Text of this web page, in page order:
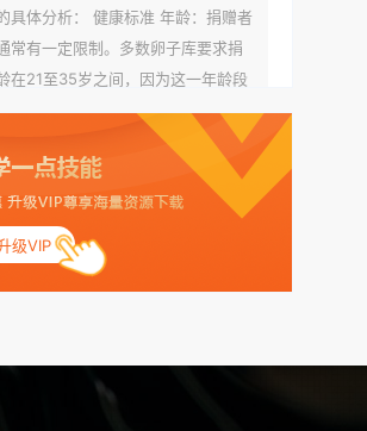
具体分析： 健康标准 年龄：捐赠者
常有一定限制。多数卵子库要求捐
在21至35岁之间，因为这一年龄段
子质量相对较高。不过，不同卵子
年龄要求可能有所不同。 身体质量
）：捐赠者的BMI通常需要在正常
以确保其身体健康状况良好。过高
能与多种健康问题相关联，包括不孕
并发症。 生殖健康：捐赠者需要有
经期，无生殖障碍或异常问题。此
家庭成员需要无严重的遗传病史、
级VIP